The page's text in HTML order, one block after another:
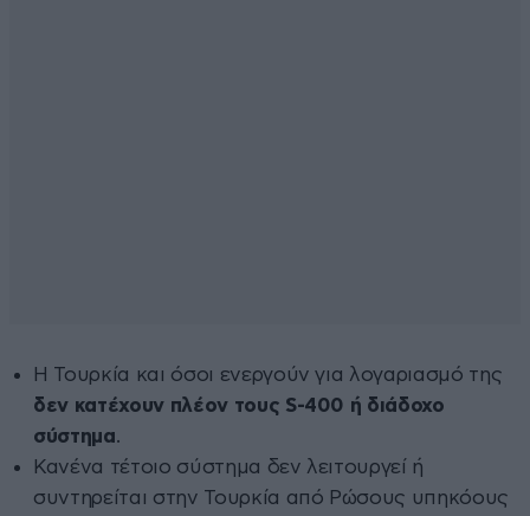
Η Τουρκία και όσοι ενεργούν για λογαριασμό της
δεν κατέχουν πλέον τους S-400 ή διάδοχο
σύστημα.
Κανένα τέτοιο σύστημα δεν λειτουργεί ή
συντηρείται στην Τουρκία από Ρώσους υπηκόους